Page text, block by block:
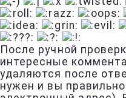
После ручной
интересные
удаляются после
нужен и вы